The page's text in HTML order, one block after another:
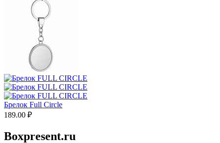
Брелок Full Circle
189.00 ₽
Boxpresent.ru